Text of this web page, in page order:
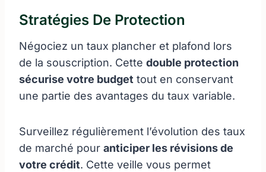
Stratégies De Protection
Négociez un taux plancher et plafond lors
de la souscription. Cette double protection
sécurise votre budget tout en conservant
une partie des avantages du taux variable.
Surveillez régulièrement l’évolution des taux
de marché pour anticiper les révisions de
votre crédit. Cette veille vous permet